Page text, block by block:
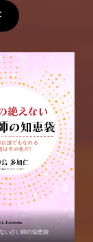
い占い師の知恵袋